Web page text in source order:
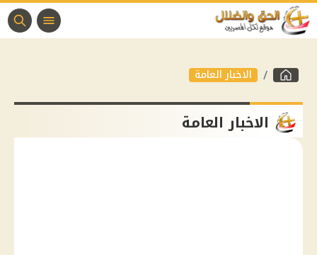
الاخبار العامة
الاخبار العامة